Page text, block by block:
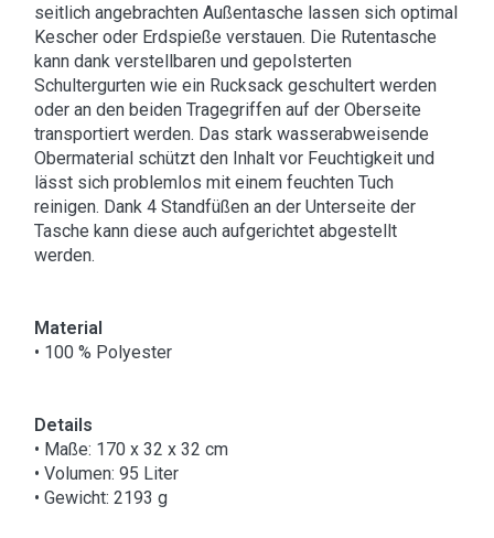
seitlich angebrachten Außentasche lassen sich optimal
Kescher oder Erdspieße verstauen. Die Rutentasche
kann dank verstellbaren und gepolsterten
Schultergurten wie ein Rucksack geschultert werden
oder an den beiden Tragegriffen auf der Oberseite
transportiert werden. Das stark wasserabweisende
Obermaterial schützt den Inhalt vor Feuchtigkeit und
lässt sich problemlos mit einem feuchten Tuch
reinigen. Dank 4 Standfüßen an der Unterseite der
Tasche kann diese auch aufgerichtet abgestellt
werden.
Material
• 100 % Polyester
Details
• Maße: 170 x 32 x 32 cm
• Volumen: 95 Liter
• Gewicht: 2193 g